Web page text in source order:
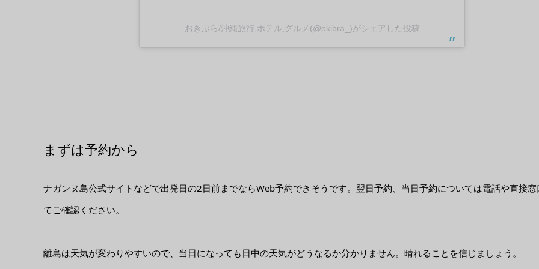
おきぶら/沖縄旅行,ホテル,グルメ(@okibra_)がシェアした投稿
まずは予約から
ナガンヌ島公式サイトなどで出発日の2日前までならWeb予約できそうです。翌日予約、当日予約については電話や直接窓
てご確認ください。
離島は天気が変わりやすいので、当日になっても日中の天気がどうなるか分かりません。晴れることを信じましょう。